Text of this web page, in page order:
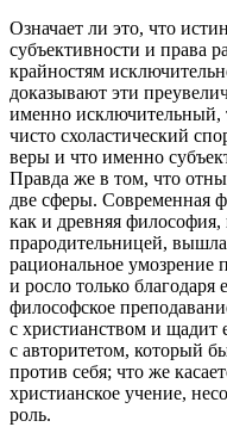
Означает ли это, что
субъективности и права
крайностям
доказывают эти
именно исключительный,
чисто схоластический
веры и что именно
Правда же в том, что
две сферы. Современная
как и древняя философия,
прародительницей,
рациональное умозрение
и росло только благодаря
философское
с христианством и щадит
с авторитетом, который
против себя; что же
христианское учение,
роль.